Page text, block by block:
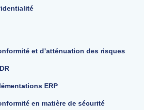
et d’atténuation des risques
ERP
en matière de sécurité